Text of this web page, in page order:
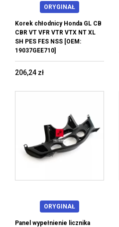
ORYGINAŁ
Korek chłodnicy Honda GL CB
CBR VT VFR VTR VTX NT XL
SH PES FES NSS [OEM:
19037GEE710]
206,24 zł
ORYGINAŁ
Panel wypełnienie licznika